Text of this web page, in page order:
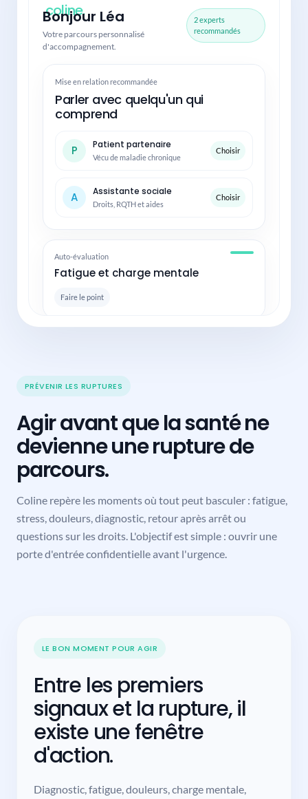
coline.
Bonjour Léa
Votre parcours personnalisé
d'accompagnement.
2 experts
recommandés
Mise en relation recommandée
Parler avec quelqu'un qui
comprend
P Patient partenaire
Vécu de maladie chronique
Choisir
A Assistante sociale
Droits, RQTH et aides
Choisir
Auto-évaluation
Fatigue et charge mentale
Faire le point
6 min
Votre parcours
1 Comprendre
Auto-évaluations et repères
2 Être accompagné
Experts, séances et orientation
Agir au travail
Ressources, outils et relais
Exercice
Humeur et fatigue
PRÉVENIR LES RUPTURES
Agir avant que la santé ne
devienne une rupture de
parcours.
Coline repère les moments où tout peut basculer : fatigue,
stress, douleurs, diagnostic, retour après arrêt ou
questions sur les droits. L'objectif est simple : ouvrir une
porte d'entrée confidentielle avant l'urgence.
LE BON MOMENT POUR AGIR
Entre les premiers
signaux et la rupture, il
existe une fenêtre
d'action.
Diagnostic, fatigue, douleurs, charge mentale,